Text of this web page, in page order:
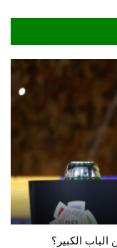
الباب الكبير؟